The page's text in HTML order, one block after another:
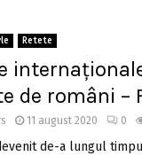
Retete
de români –
11 august 2020 0
de-a lungul